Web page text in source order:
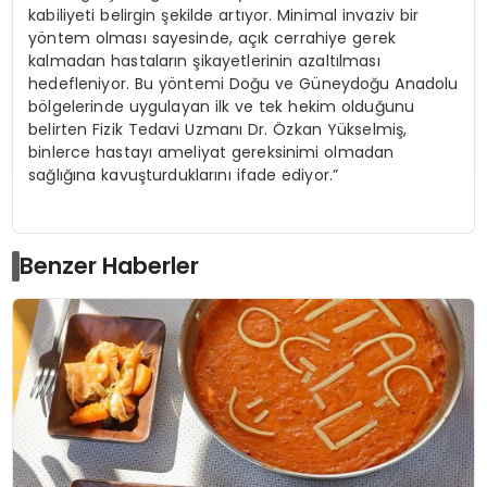
kabiliyeti belirgin şekilde artıyor. Minimal invaziv bir
yöntem olması sayesinde, açık cerrahiye gerek
kalmadan hastaların şikayetlerinin azaltılması
hedefleniyor. Bu yöntemi Doğu ve Güneydoğu Anadolu
bölgelerinde uygulayan ilk ve tek hekim olduğunu
belirten Fizik Tedavi Uzmanı Dr. Özkan Yükselmiş,
binlerce hastayı ameliyat gereksinimi olmadan
sağlığına kavuşturduklarını ifade ediyor.”
Benzer Haberler